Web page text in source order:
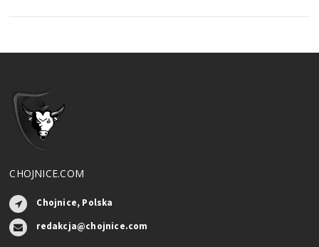
CHOJNICE.COM
Chojnice, Polska
redakcja@chojnice.com